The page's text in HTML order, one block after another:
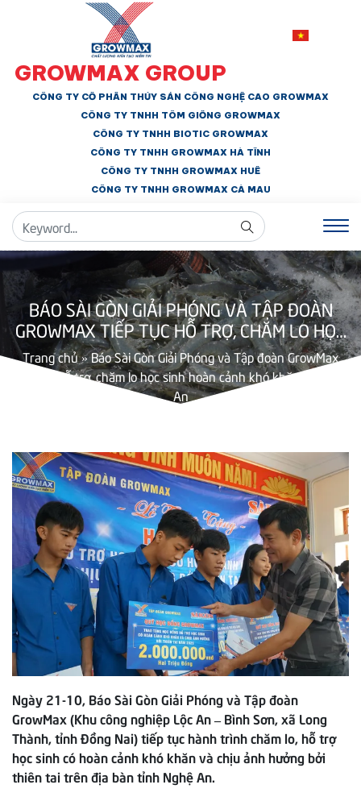
GROWMAX GROUP
CÔNG TY CỔ PHẦN THỦY SẢN CÔNG NGHỆ CAO GROWMAX
CÔNG TY TNHH TÔM GIỐNG GROWMAX
CÔNG TY TNHH BIOTIC GROWMAX
CÔNG TY TNHH GROWMAX HÀ TĨNH
CÔNG TY TNHH GROWMAX HUẾ
CÔNG TY TNHH GROWMAX CÀ MAU
BÁO SÀI GÒN GIẢI PHÓNG VÀ TẬP ĐOÀN
GROWMAX TIẾP TỤC HỖ TRỢ, CHĂM LO HỌC
SINH HOÀN CẢNH KHÓ KHĂN TẠI NGHỆ AN
Trang chủ»Báo Sài Gòn Giải Phóng và Tập đoàn GrowMax
tiếp tục hỗ trợ, chăm lo học sinh hoàn cảnh khó khăn tại Nghệ
An
Ngày 21-10, Báo Sài Gòn Giải Phóng và Tập đoàn
GrowMax (Khu công nghiệp Lộc An – Bình Sơn, xã Long
Thành, tỉnh Đồng Nai) tiếp tục hành trình chăm lo, hỗ trợ
học sinh có hoàn cảnh khó khăn và chịu ảnh hưởng bởi
thiên tai trên địa bàn tỉnh Nghệ An.